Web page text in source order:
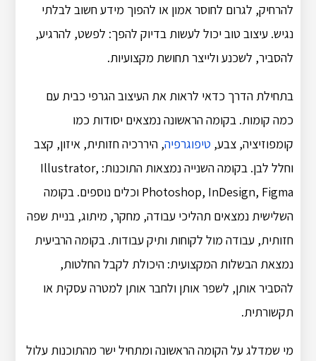
להרחיק, לגרום לחוסר אמון או להפוך מידע חשוב לבלתי
נגיש. עיצוב טוב יכול לעשות בדיוק להפך: לפשט, להרגיע,
להסביר, לשכנע ולייצר תחושת מקצועיות.
בתחילת הדרך כדאי לראות את העיצוב הגרפי כבית עם
כמה קומות. בקומה הראשונה נמצאים יסודות כמו
קומפוזיציה, צבע, טיפוגרפיה, היררכיה חזותית, איזון, קצב
וחלל לבן. בקומה השנייה נמצאות התוכנות: Illustrator,
Photoshop, InDesign, Figma וכלים נוספים. בקומה
השלישית נמצאים תהליכי עבודה, מחקר, מיתוג, בניית שפה
חזותית, עבודה מול לקוחות ותיק עבודות. בקומה הרביעית
נמצאת הבשלות המקצועית: היכולת לקבל החלטות,
להסביר אותן, לשפר אותן ולחבר אותן למטרה עסקית או
תקשורתית.
מי שמדלג על הקומה הראשונה ומתחיל ישר מהתוכנות עלול